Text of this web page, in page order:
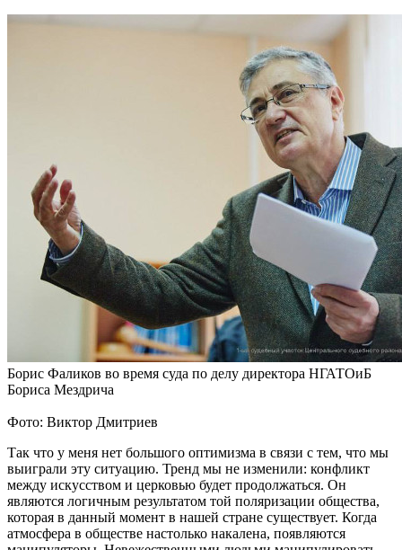
Борис Фаликов во время суда по делу директора НГАТОиБ
Бориса Мездрича
Фото: Виктор Дмитриев
Так что у меня нет большого оптимизма в связи с тем, что мы
выиграли эту ситуацию. Тренд мы не изменили: конфликт
между искусством и церковью будет продолжаться. Он
являются логичным результатом той поляризации общества,
которая в данный момент в нашей стране существует. Когда
атмосфера в обществе настолько накалена, появляются